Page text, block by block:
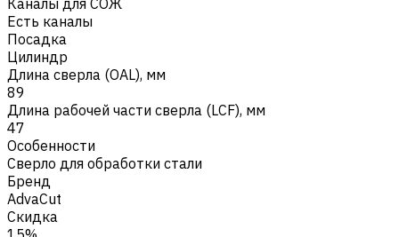
Есть каналы
Посадка
Цилиндр
Длина сверла (OAL), мм
89
Длина рабочей части сверла (LCF), мм
47
Особенности
Сверло для обработки стали
Бренд
AdvaCut
Скидка